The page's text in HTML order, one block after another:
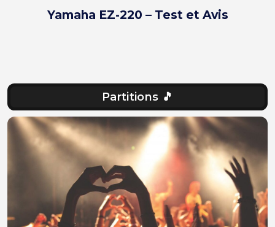
Yamaha EZ-220 – Test et Avis
Partitions 🎵